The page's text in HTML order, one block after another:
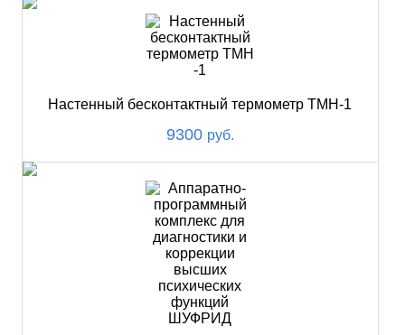
Настенный бесконтактный термометр ТМН-1
9300 руб.